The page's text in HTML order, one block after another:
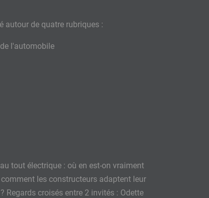
autour de quatre rubriques :
l'automobile
tout électrique : où en est-on vraiment
les constructeurs adaptent leur
Regards croisés entre 2 invités : Odette